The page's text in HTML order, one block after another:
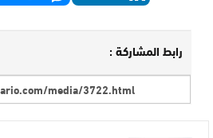
رابط المشاركة :